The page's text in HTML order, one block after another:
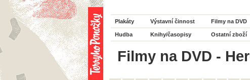
Plakáty Výstavní činnost Filmy na DVD
Hudba Knihy/časopisy Ostatní zboží
Filmy na DVD -